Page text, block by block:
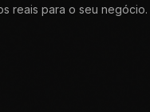
reais para o seu negócio.